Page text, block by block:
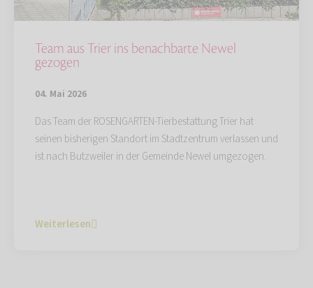
Team aus Trier ins benachbarte Newel
gezogen
04. Mai 2026
Das Team der ROSENGARTEN-Tierbestattung Trier hat
seinen bisherigen Standort im Stadtzentrum verlassen und
ist nach Butzweiler in der Gemeinde Newel umgezogen.
Weiterlesen